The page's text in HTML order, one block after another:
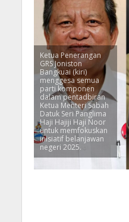
Ketua Penerangan
GRS Joniston
Bangkuai (kiri)
menggesa semua
parti komponen
dalam pentadbiran
Ketua Menteri Sabah
Datuk Seri Panglima
Haji Hajiji Haji Noor
untuk memfokuskan
inisiatif belanjawan
negeri 2025.